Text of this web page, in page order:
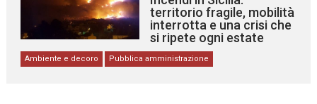
territorio fragile, mobilità
interrotta e una crisi che
si ripete ogni estate
Ambiente e decoro Pubblica amministrazione